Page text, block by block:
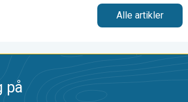
Alle artikler
på